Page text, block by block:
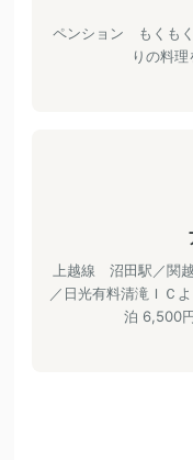
ペンション もくも
りの料理
上越線 沼田駅／関
／日光有料清滝ＩＣ
泊 6,500